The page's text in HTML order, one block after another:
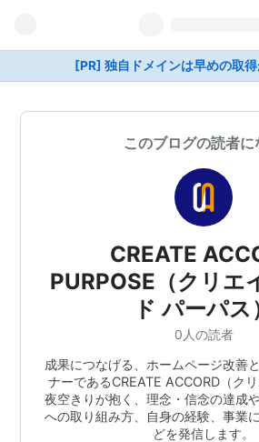
[PR] 独自ドメインは早めの取得
このブログの読者に
CREATE
PURPOSE（クリエ
ド パーパス
0人の読者
成果につなげる、ホームページ改善
ナーであるCREATE ACCORD（クリ
夜空きりが抱く、理念・信念の達成
への取り組み方、自身の経験、事業
どを発信します。